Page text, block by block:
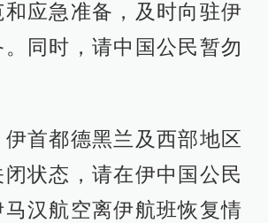
应急准备，及时向驻伊
同时，请中国公民暂勿
首都德黑兰及西部地区
状态，请在伊中国公民
汉航空离伊航班恢复情